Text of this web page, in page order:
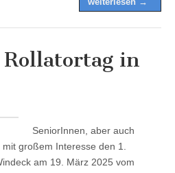
in
SeniorInnen, aber auch
großem Interesse den 1.
am 19. März 2025 vom